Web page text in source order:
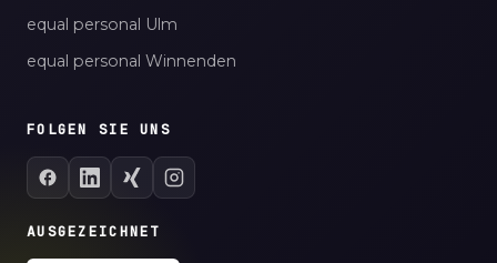
equal personal Ulm
equal personal Winnenden
FOLGEN SIE UNS
AUSGEZEICHNET